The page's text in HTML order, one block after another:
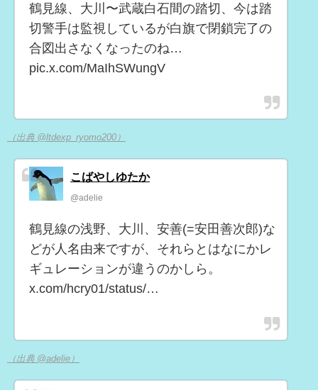
鶴見線、大川〜武蔵白石間の踏切、今は踏
切警手は監視しているが白旗で閉鎖完了の
合図出さなくなったのね…
pic.x.com/MaIhSWungV
（出典 @ltdexp_ryomo200）
こばやしゆたか
@adelie
鶴見線の浅野、大川、安善(=安田善次郎)な
どが人名由来ですが、それらとはなにかレ
ギュレーションが違うのかしら。
x.com/hcry01/status/…
（出典 @adelie）